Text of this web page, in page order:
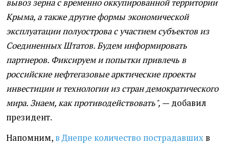
вывоз зерна с временно оккупированной территории
Крыма, а также другие формы экономической
эксплуатации полуострова с участием субъектов из
Соединенных Штатов. Будем информировать
партнеров. Фиксируем и попытки привлечь в
российские нефтегазовые арктические проекты
инвестиции и технологии из стран демократического
мира. Знаем, как противодействовать", — добавил
президент.
Напомним, в Днепре количество пострадавших в